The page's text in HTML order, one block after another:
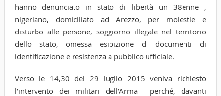
hanno denunciato in stato di libertà un 38enne ,
nigeriano, domiciliato ad Arezzo, per molestie e
disturbo alle persone, soggiorno illegale nel territorio
dello stato, omessa esibizione di documenti di
identificazione e resistenza a pubblico ufficiale.
Verso le 14,30 del 29 luglio 2015 veniva richiesto
l’intervento dei militari dell’Arma perché, davanti